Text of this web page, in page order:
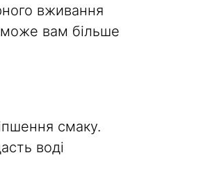
вживання
вам більше
смаку.
воді